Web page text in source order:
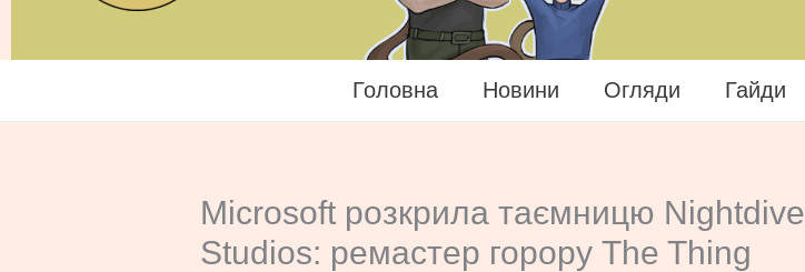
Головна Новини Огляди Гайди
Microsoft розкрила таємницю Nightdive
Studios: ремастер горору The Thing